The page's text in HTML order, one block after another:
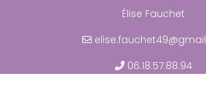
Élise Fauchet
06.18.57.88.94